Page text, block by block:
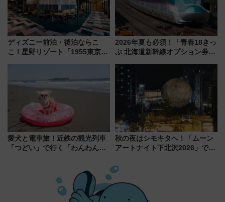
ディズニー前泊・後泊ならこ
こ！星野リゾート「1955東京ベ
ビスで混雑回避
2026年夏も必須！「青春18きっ
ぷ 北海道新幹線オプション券」
の罠
愛犬と電車旅！近鉄の観光列車
「つどい」で行く「わんわん列
秋の夜はシモキタへ！「ムーン
アートナイト下北沢2026」でイ
を満喫しよう